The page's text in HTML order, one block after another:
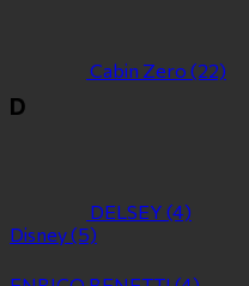
Cabin Zero (22)
D
DELSEY (4)
Disney(5)